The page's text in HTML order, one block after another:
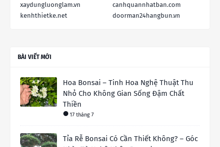
xaydungluonglam.vn
canhquannhatban.com
kenhthietke.net
doorman24hangbun.vn
BÀI VIẾT MỚI
Hoa Bonsai – Tinh Hoa Nghệ Thuật Thu
Nhỏ Cho Không Gian Sống Đậm Chất
Thiền
17 tháng 7
Tỉa Rễ Bonsai Có Cần Thiết Không? – Góc